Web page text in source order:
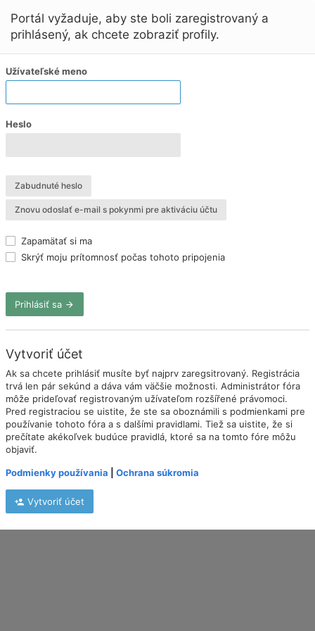
Portál vyžaduje, aby ste boli zaregistrovaný a
prihlásený, ak chcete zobraziť profily.
Užívateľské meno
Heslo
Zabudnuté heslo
Znovu odoslať e-mail s pokynmi pre aktiváciu účtu
Zapamätať si ma
Skrýť moju prítomnosť počas tohoto pripojenia
Prihlásiť sa
Vytvoriť účet
Ak sa chcete prihlásiť musíte byť najprv zaregsitrovaný. Registrácia
trvá len pár sekúnd a dáva vám väčšie možnosti. Administrátor fóra
môže prideľovať registrovaným užívateľom rozšířené právomoci.
Pred registraciou se uistite, že ste sa oboznámili s podmienkami pre
používanie tohoto fóra a s dalšími pravidlami. Tiež sa uistite, že si
prečítate akékoľvek budúce pravidlá, ktoré sa na tomto fóre môžu
objaviť.
Podmienky používania Ochrana súkromia
Vytvoriť účet